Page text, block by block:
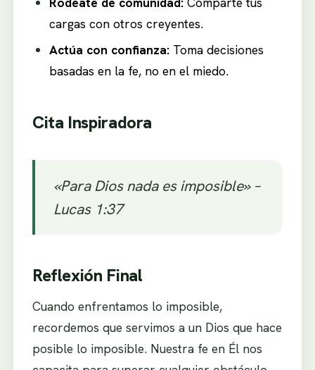
cargas con otros creyentes.
Actúa con confianza: Toma decisiones
basadas en la fe, no en el miedo.
Cita Inspiradora
«Para Dios nada es imposible» –
Lucas 1:37
Reflexión Final
Cuando enfrentamos lo imposible,
recordemos que servimos a un Dios que hace
posible lo imposible. Nuestra fe en Él nos